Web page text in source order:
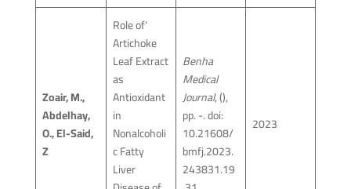
2023
Benha
Medical
Journal, (),
pp. -. doi:
10.21608/
bmfj.2023.
243831.19
‘Role of
Artichoke
Leaf Extract
as
Antioxidant
in
Nonalcoholi
c Fatty
Liver
Zoair, M.,
Abdelhay,
O., El-Said,
Z